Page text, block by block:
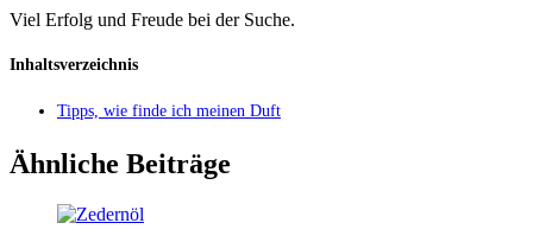
Viel Erfolg und Freude bei der Suche.
Inhaltsverzeichnis
Tipps, wie finde ich meinen Duft
Ähnliche Beiträge